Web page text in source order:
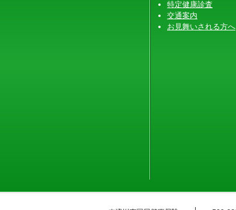
特定健康診査
交通案内
お見舞いされる方へ